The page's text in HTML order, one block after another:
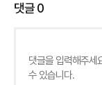
댓글0